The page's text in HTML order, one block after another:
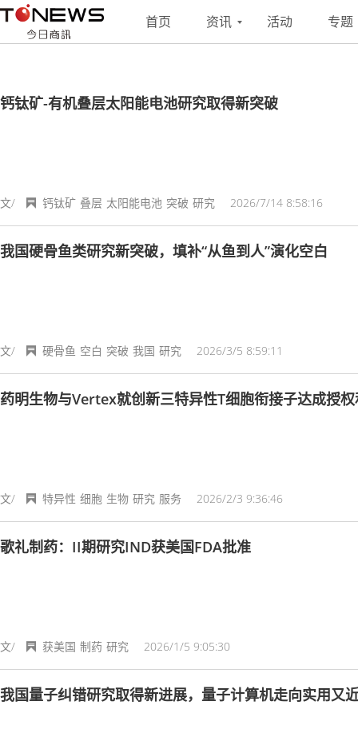
首页 资讯 活动 专题
搜索 联系
钙钛矿-有机叠层太阳能电池研究取得新突破
文/ 2026/7/14 8:58:16
钙钛矿 叠层 太阳能电池 突破 研究
我国硬骨鱼类研究新突破，填补“从鱼到人”演化空白
文/ 2026/3/5 8:59:11
硬骨鱼 空白 突破 我国 研究
药明生物与Vertex就创新三特异性T细胞衔接子达成授
文/ 2026/2/3 9:36:46
特异性 细胞 生物 研究 服务
歌礼制药：II期研究IND获美国FDA批准
文/ 2026/1/5 9:05:30
获美国 制药 研究
我国量子纠错研究取得新进展，量子计算机走向实用又